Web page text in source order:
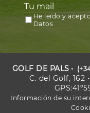
He leído y
Datos
GOLF DE PALS
C. del Golf, 162
Información de su